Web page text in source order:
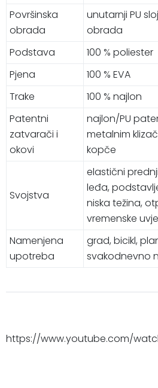
Površinska
obrada
unutarnji PU
obrada
Podstava
100 % poliester
Pjena
100 % EVA
Trake
100 % najlon
Patentni
zatvarači i
okovi
najlon/PU
metalnim
kopče
Svojstva
elastični
leđa,
niska težina,
vremenske
Namenjena
upotreba
grad, bicikl,
svakodnevno
https://www.youtube.com/